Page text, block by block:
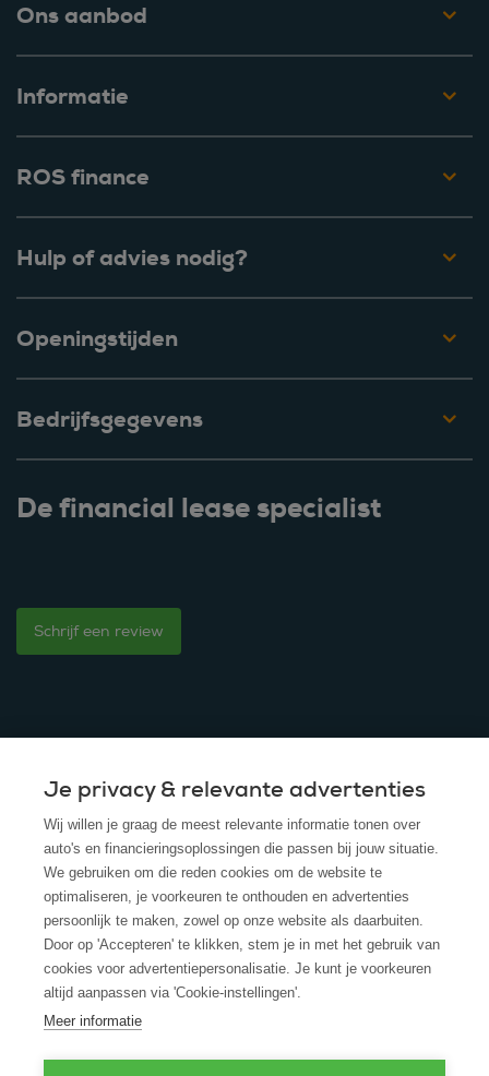
Ons aanbod
Informatie
ROS finance
Hulp of advies nodig?
Openingstijden
Bedrijfsgegevens
De financial lease specialist
Schrijf een review
© 2025 - ROS Krediet Service
Algemene Voorwaarden
Disclaimer
Privacy Policy
Cookies
Cookie policy
Je privacy & relevante advertenties
Wij willen je graag de meest relevante informatie tonen over
auto's en financieringsoplossingen die passen bij jouw situatie.
We gebruiken om die reden cookies om de website te
optimaliseren, je voorkeuren te onthouden en advertenties
persoonlijk te maken, zowel op onze website als daarbuiten.
Door op 'Accepteren' te klikken, stem je in met het gebruik van
cookies voor advertentiepersonalisatie. Je kunt je voorkeuren
altijd aanpassen via 'Cookie-instellingen'.
Meer informatie